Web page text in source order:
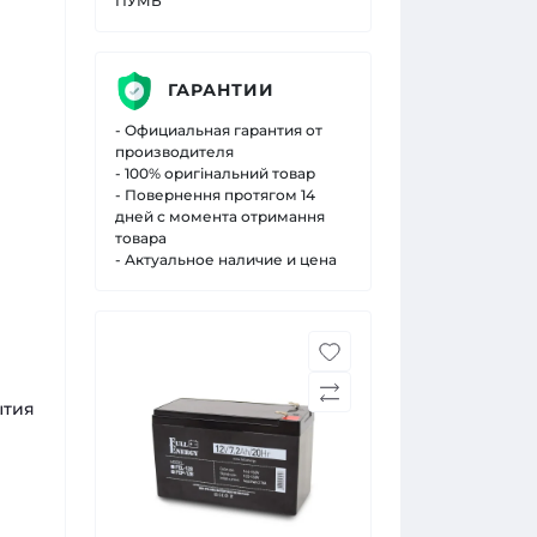
ГАРАНТИИ
- Официальная гарантия от
производителя
- 100% оригінальний товар
- Повернення протягом 14
дней с момента отримання
товара
- Актуальное наличие и цена